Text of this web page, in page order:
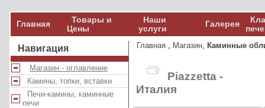
Главная
Товары и
Цены
Наши
услуги
Галерея
Навигация
Магазин - оглавление
Камины, топки, вставки
Печи-камины, каминные
печи
Главная , Магазин, Каминные
Piazzetta -
Италия